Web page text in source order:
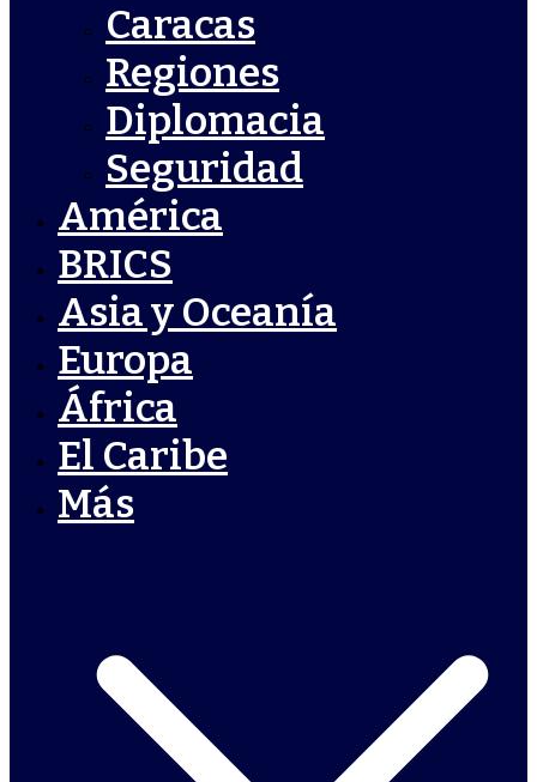
Caracas
Regiones
Diplomacia
Seguridad
América
BRICS
Asia y Oceanía
Europa
África
El Caribe
Más